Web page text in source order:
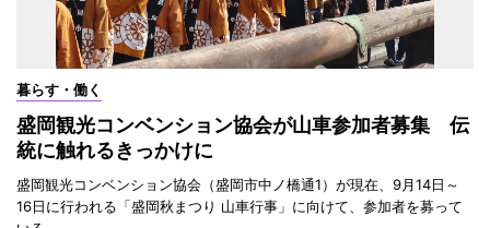
暮らす・働く
盛岡観光コンベンション協会が山車参加者募集 伝
統に触れるきっかけに
盛岡観光コンベンション協会（盛岡市中ノ橋通1）が現在、9月14日～
16日に行われる「盛岡秋まつり 山車行事」に向けて、参加者を募って